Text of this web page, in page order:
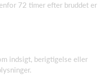
72 timer efter bruddet er
indsigt, berigtigelse eller